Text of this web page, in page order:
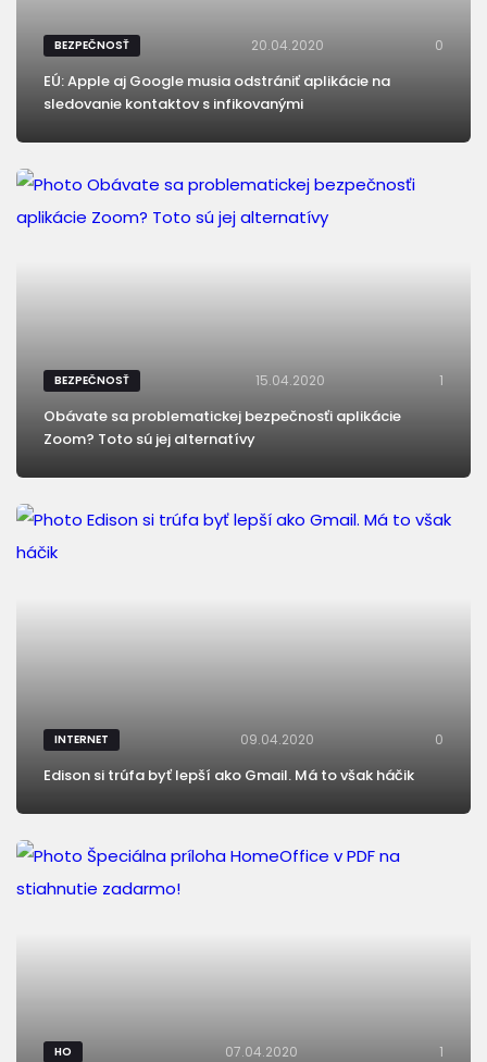
BEZPEČNOSŤ 20.04.2020 0
EÚ: Apple aj Google musia odstrániť aplikácie na
sledovanie kontaktov s infikovanými
BEZPEČNOSŤ 15.04.2020 1
Obávate sa problematickej bezpečnosťi aplikácie
Zoom? Toto sú jej alternatívy
INTERNET 09.04.2020 0
Edison si trúfa byť lepší ako Gmail. Má to však háčik
HO 07.04.2020 1